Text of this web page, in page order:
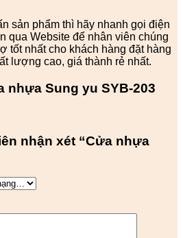
sản phẩm thì hãy nhanh gọi điện
qua Website để nhân viên chúng
tốt nhất cho khách hàng đặt hàng
lượng cao, giá thành rẻ nhất.
nhựa Sung yu SYB-203
nhận xét “Cửa nhựa